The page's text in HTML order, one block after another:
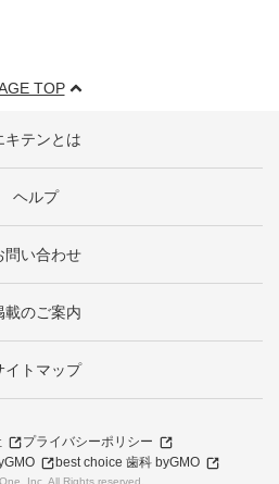
TOP
キテンとは
ヘルプ
問い合わせ
載のご案内
イトマップ
プライバシーポリシー
best choice 歯科 byGMO
Inc. All Rights reserved.